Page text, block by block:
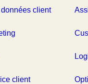
client
client